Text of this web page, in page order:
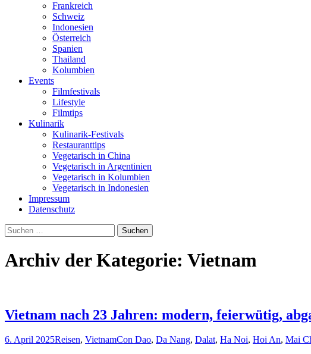
Frankreich
Schweiz
Indonesien
Österreich
Spanien
Thailand
Kolumbien
Events
Filmfestivals
Lifestyle
Filmtips
Kulinarik
Kulinarik-Festivals
Restauranttips
Vegetarisch in China
Vegetarisch in Argentinien
Vegetarisch in Kolumbien
Vegetarisch in Indonesien
Impressum
Datenschutz
Suchen
nach:
Archiv der Kategorie: Vietnam
Vietnam nach 23 Jahren: modern, feierwütig,
6. April 2025Reisen, VietnamCon Dao, Da Nang, Dalat, Ha Noi, Hoi An, Mai